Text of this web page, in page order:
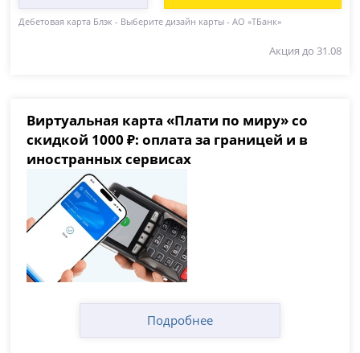
Дебетовая карта Блэк - Выберите дизайн карты - АО «ТБанк»
Акция до 31.08
Виртуальная карта «Плати по миру» со
скидкой 1000 ₽: оплата за границей и в
иностранных сервисах
Подробнее